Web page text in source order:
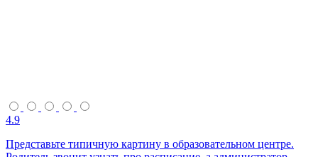
4.9
Представьте типичную картину в образовательном центре.